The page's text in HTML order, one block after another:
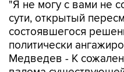
состоявшегося
политически
Медведев - К
взлома
международного